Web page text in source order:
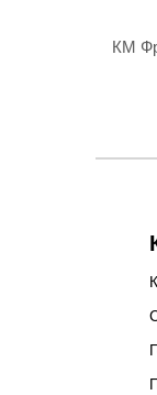
КМ